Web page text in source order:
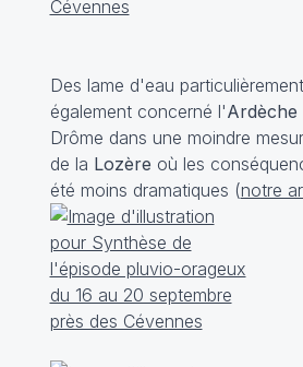
Des lame d'eau
également concerné l'Ardèche
Drôme dans une moindre
de la Lozère où les
été moins dramatiques (notre